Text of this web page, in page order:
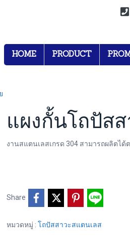
HOME PRODUCT
แผงกั้นโถปัส
งานสแตนเลสเกรด 304 สามารถผลิตไ
Share
หมวดหมู่ : โถปัสสาวะสแตนเลส